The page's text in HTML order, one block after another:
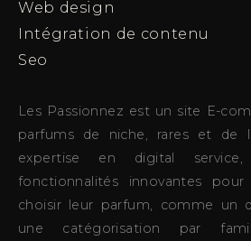
Web design
Intégration de contenu
Seo
Les Passionnez est un site E-
parfums de niche, rares et de
expertise en digital
fonctionnalités innovantes
choisir leur parfum, comme un
une catégorisation par